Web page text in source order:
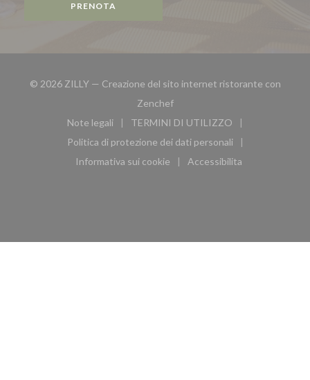
PRENOTA
© 2026 ZILLY — Creazione del sito internet ristorante con
Zenchef((apre una nuova finestra))
Note legali
((apre una nuova finestra))
TERMINI DI UTILIZZO
((apre una nuova finestra))
Politica di protezione dei dati personali
((apre una nuova finestra))
Informativa sui cookie
((apre una nuova finestra))
Accessibilita